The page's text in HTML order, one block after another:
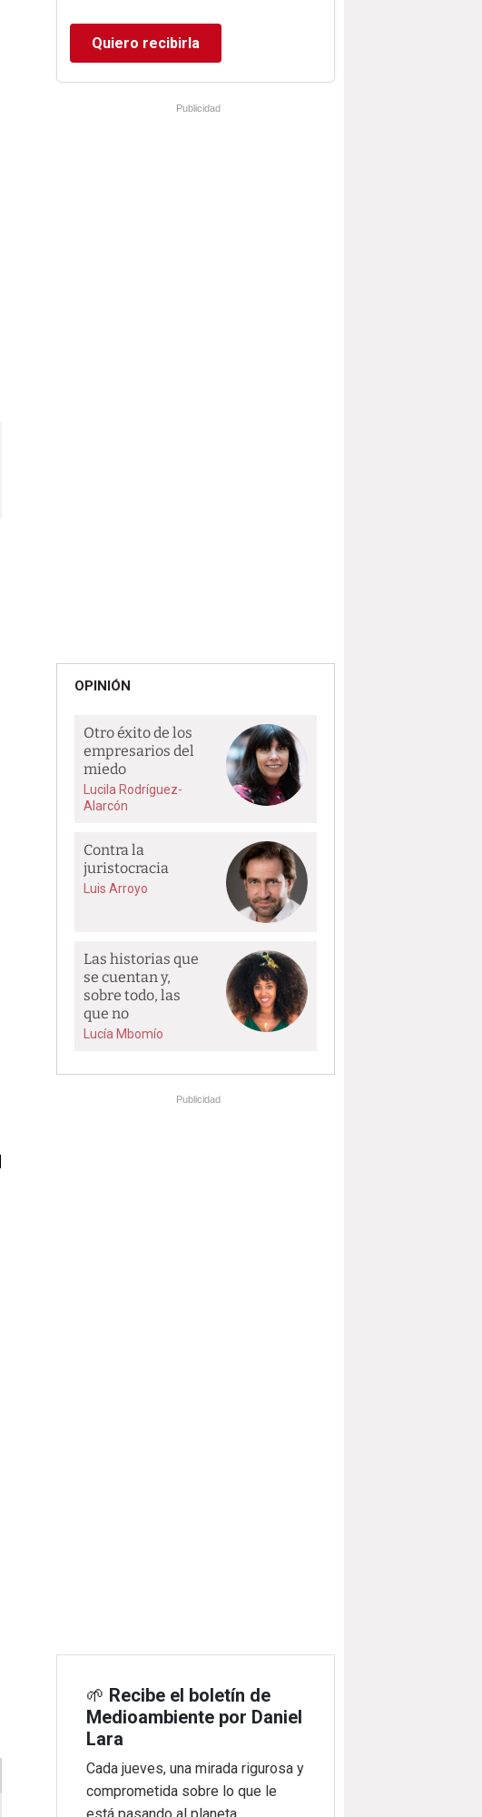
Quiero recibirla
Publicidad
OPINIÓN
Otro éxito de los
empresarios del
miedo
Lucila Rodríguez-
Alarcón
Contra la
juristocracia
Luis Arroyo
Las historias que
se cuentan y,
sobre todo, las
que no
Lucía Mbomío
Publicidad
🌱 Recibe el boletín de
Medioambiente por Daniel
Lara
Cada jueves, una mirada rigurosa y
comprometida sobre lo que le